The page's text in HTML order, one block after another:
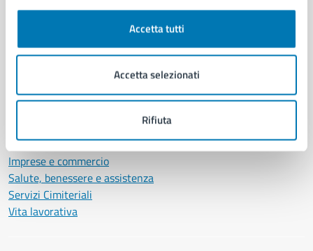
Accetta tutti
Accetta selezionati
Rifiuta
Ambiente
Anagrafe e stato civile
Cultura e tempo libero
Giustizia e sicurezza pubblica
Imprese e commercio
Salute, benessere e assistenza
Servizi Cimiteriali
Vita lavorativa